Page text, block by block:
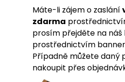
Máte-li zájem o zaslání
zdarma
prosím přejděte na náš
prostřednictvím
Případně můžete daný
nakoupit přes
TŘÍVRSTVÁ DŘEVĚNÁ PODLAHA DUB
SUPERRUSTIC - CLICK
2 287 Kč